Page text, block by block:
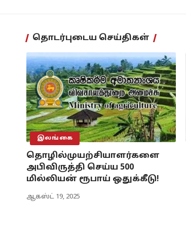
தொடர்புடைய செய்திகள்
இலங்கை
தொழில்முயற்சியாளர்களை
அபிவிருத்தி செய்ய 500
மில்லியன் ரூபாய் ஒதுக்கீடு!
ஆகஸ்ட் 19, 2025